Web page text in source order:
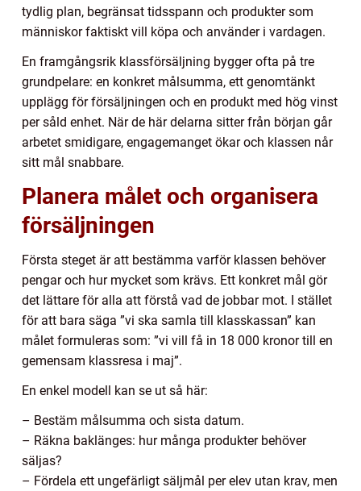
tydlig plan, begränsat tidsspann och produkter som
människor faktiskt vill köpa och använder i vardagen.
En framgångsrik klassförsäljning bygger ofta på tre
grundpelare: en konkret målsumma, ett genomtänkt
upplägg för försäljningen och en produkt med hög vinst
per såld enhet. När de här delarna sitter från början går
arbetet smidigare, engagemanget ökar och klassen når
sitt mål snabbare.
Planera målet och organisera
försäljningen
Första steget är att bestämma varför klassen behöver
pengar och hur mycket som krävs. Ett konkret mål gör
det lättare för alla att förstå vad de jobbar mot. I stället
för att bara säga ”vi ska samla till klasskassan” kan
målet formuleras som: ”vi vill få in 18 000 kronor till en
gemensam klassresa i maj”.
En enkel modell kan se ut så här:
– Bestäm målsumma och sista datum.
– Räkna baklänges: hur många produkter behöver
säljas?
– Fördela ett ungefärligt säljmål per elev utan krav, men